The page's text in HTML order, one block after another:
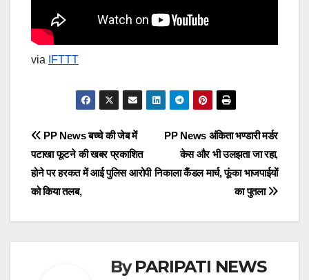
via IFTTT
Post
navigation
PP News अंकिता भण्डारी मर्डर
केस और भी उलझता जा रहा,
निकाला कैंडल मार्च, फूंका भाजपाईयों
का पुतला
PP News बच्चे की जेब में
पटाखा फूटने की खबर प्रकाशित
होने पर हरकत में आई पुलिस आरोपी
को किया तलब,
ByPARIPATI NEWS